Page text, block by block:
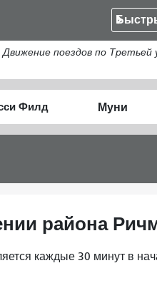
поездов по Третьей
я
района
каждые 30 минут в